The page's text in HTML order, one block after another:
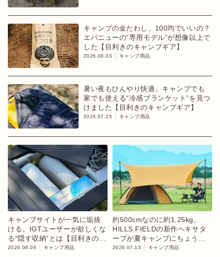
キャンプの金たわし、100均でいいの？
エバニューの“専用モデル”が想像以上で
した【目利きのキャンプギア】
2026.08.03 キャンプ用品
暑い夜もひんやり快適。キャンプでも
家でも使える“冷感ブランケット”を見つ
けました【目利きのキャンプギア】
2026.07.25 キャンプ用品
キャンプサイトが一気に垢抜
ける。IGTユーザーが欲しくな
る“隠す収納”とは【目利きのキ
ャンプギア】
2026.08.06 キャンプ用品
約500cmなのに約1.25kg。
HILLS FIELDの新作ヘキサタ
ープが夏キャンプにちょうど
いい
2026.07.13 キャンプ用品